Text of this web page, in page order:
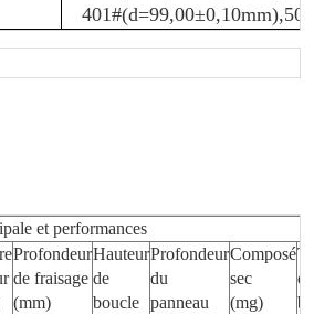
et performances
Profondeur
de fraisage
(mm)
Hauteur
de
boucle
Profondeur
du
panneau
Composé
sec
(mg)
de